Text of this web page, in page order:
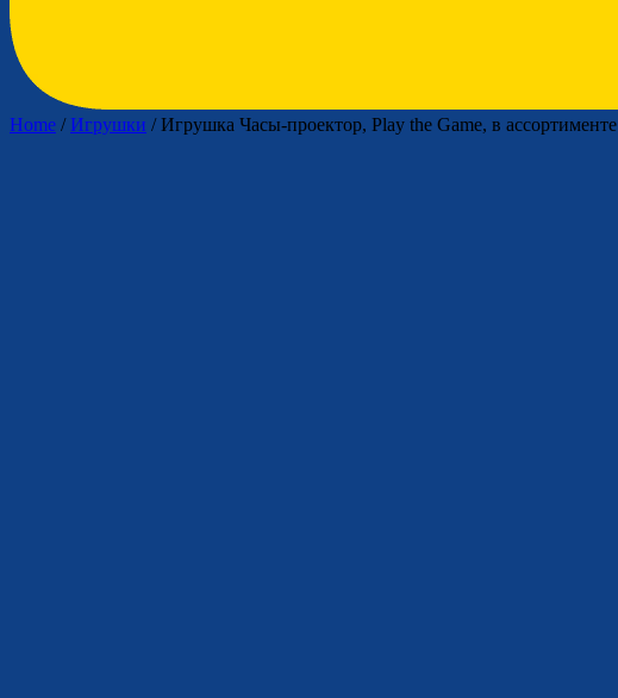
Home /Игрушки / Игрушка Часы-проектор, Play the Game, в ассортименте